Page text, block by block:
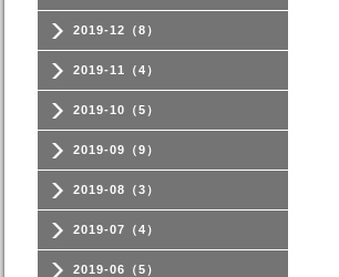
2019-12（8）
2019-11（4）
2019-10（5）
2019-09（9）
2019-08（3）
2019-07（4）
2019-06（5）